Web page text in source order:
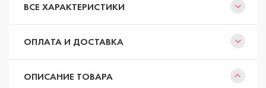
ВСЕ ХАРАКТЕРИСТИКИ
ОПЛАТА И ДОСТАВКА
ОПИСАНИЕ ТОВАРА